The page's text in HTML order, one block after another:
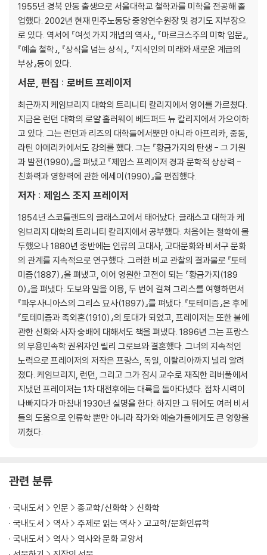
제2권 신의 살해
1장 신들의 유한성
2장 신성한 왕의 살해
3장 임시왕들
4장 왕자의 희생
5장 나무정령의 살해
6장 아도니스
7장 신성한 매춘
8장 아도니스의 의식
9장 아티스
10장 목매달린 신
12장 위령의 날
13장 이시스
14장 모계근친제와 모신들
15장 디오니소스
16장 데메테르와 페르세포네
17장 원시농업에서 여성의 역할
18장 곡물의 어머니와 곡물의 아가씨
19장 리티에르세스
20장 동물로서의 곡물정령
21장 신을 먹는 풍습
22장 육식
23장 신성한 동물의 살해
제3권 속죄양
1장 재앙 옮기기
2장 고대의 속죄양
3장 멕시코의 신의 살해
제4권 황금가지
2장 소녀들의 격리
3장 발데르의 불
4장 외재적 영혼
1955년 경북 안동 출생으로 서울대학교 철학과를 미학을 전공해 졸
업했다. 2002년 현재 민주노동당 중앙연수원장 및 경기도 지부장으
로 있다. 역서에 『여섯 가지 개념의 역사』, 『마르크스주의 미학 입문』,
『예술 철학』, 『상식을 넘는 상식』, 『지식인의 미래와 새로운 계급의
부상』등이 있다.
서문, 편집 : 로버트 프레이저
최근까지 케임브리지 대학의 트리니티 칼리지에서 영어를 가르쳤다.
지금은 런던 대학의 로얄 홀러웨이 베드퍼드 뉴 칼리지에서 가으이하
고 있다. 그는 런던과 리즈의 대학들에서뿐만 아니라 아프리카, 중동,
라틴 아메리카에서도 강의를 했다. 그는 『황금가지의 탄생 - 그 기원
과 발전(1990)』을 펴냈고 『제임스 프레이저 경과 문학적 상상력 -
친화력과 영향력에 관한 에세이(1990)』을 편집했다.
저자 : 제임스 조지 프레이저
1854년 스코틀랜드의 글래스고에서 태어났다. 글래스고 대학과 케
임브리지 대학의 트리니티 칼리지에서 공부했다. 처음에는 철학에 몰
두했으나 1880년 중반에는 인류의 고대사, 고대문화와 비서구 문화
의 관계를 지속적으로 연구했다. 그러한 비교 관찰의 결과물로 『토테
미즘(1887)』을 펴냈고, 이어 영원한 고전이 되는 『황금가지(189
0)』을 펴냈다. 도보와 말을 이용, 두 번에 걸쳐 그리스를 여행하면서
『파우사니아스의 그리스 묘사(1897)』를 펴냈다. 『토테미즘』은 후에
『토테미즘과 족외혼(1910)』의 토대가 되었고, 프레이저는 또한 불에
관한 신화와 사자 숭배에 대해서도 책을 펴냈다. 1896년 그는 프랑스
의 무용민속학 권위자인 릴리 그로브와 결혼했다. 그녀의 지속적인
노력으로 프레이저의 저작은 프랑스, 독일, 이탈리아까지 널리 알려
졌다. 케임브리지, 런던, 그리고 그가 잠시 교수로 재직한 리버풀에서
지냈던 프레이저는 1차 대전후에는 대륙을 돌아다녔다. 점차 시력이
나빠지다가 마침내 1930년 실명을 한다. 하지만 그 뒤에도 여러 비서
들의 도움으로 인류학 뿐만 아니라 작가와 예술가들에게도 큰 영향을
끼쳤다.
관련 분류
국내도서 인문 종교학/신화학
신화학
국내도서
역사 주제로 읽는 역사
고고학/문화인류학
국내도서
역사
역사와 문화 교양서